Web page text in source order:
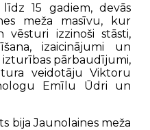
15 gadiem, devās
meža masīvu, kur
vēsturi izzinoši stāsti,
izaicinājumi un
izturības pārbaudījumi,
veidotāju Viktoru
Emīlu Ūdri un
bija Jaunolaines meža